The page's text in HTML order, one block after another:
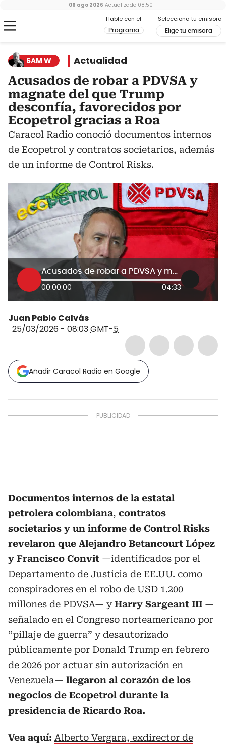
Hable con el
Programa
Selecciona tu emisora
Elige tu emisora
06 ago 2026 Actualizado 08:50
6AM W Actualidad
Acusados de robar a PDVSA y
magnate del que Trump
desconfía, favorecidos por
Ecopetrol gracias a Roa
Caracol Radio conoció documentos internos
de Ecopetrol y contratos societarios, además
de un informe de Control Risks.
Acusados de robar a PDVSA y magnate del que Trump desconfía, favorecidos por Ecopetrol gracias a Roa
00:00:00 04:33
Juan Pablo Calvás
25/03/2026 - 08:03GMT-5
Añadir Caracol Radio en Google
Documentos internos de la estatal
petrolera colombiana, contratos
societarios y un informe de Control Risks
revelaron que Alejandro Betancourt López
y Francisco Convit —identificados por el
Departamento de Justicia de EE.UU. como
conspiradores en el robo de USD 1.200
millones de PDVSA— yHarry Sargeant III —
señalado en el Congreso norteamericano por
“pillaje de guerra” y desautorizado
públicamente por Donald Trump en febrero
de 2026 por actuar sin autorización en
Venezuela— llegaron al corazón de los
negocios de Ecopetrol durante la
presidencia de Ricardo Roa.
Vea aquí: Alberto Vergara, exdirector de